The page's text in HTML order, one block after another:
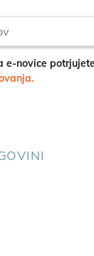
e-novice